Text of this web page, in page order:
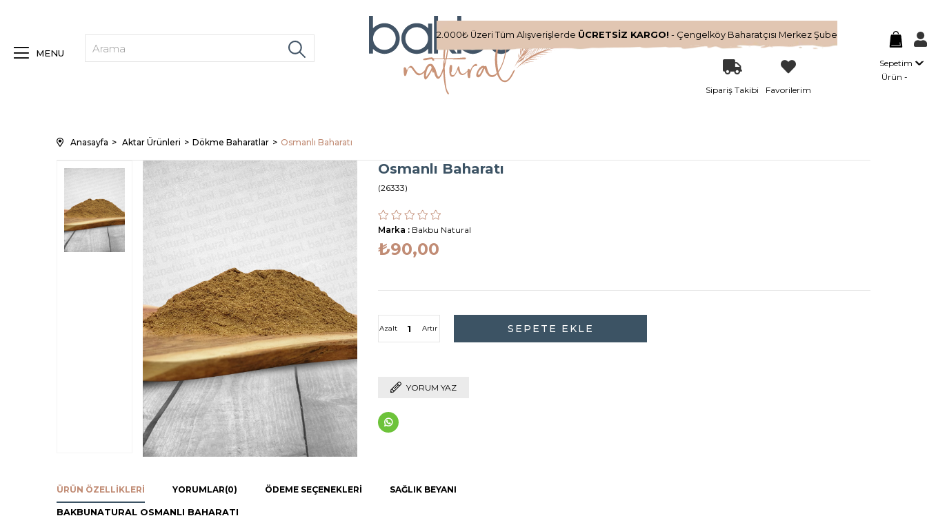
MENU
2.000₺ Üzeri Tüm Alışverişlerde ÜCRETSİZ KARGO! - Çengelköy Baharatçısı Merkez Şube
Sipariş Takibi Favorilerim
Sepetim
Ürün
Anasayfa Aktar Ürünleri Dökme Baharatlar Osmanlı Baharatı
Osmanlı Baharatı
(26333)
Marka : Bakbu Natural
₺90,00
Artır
Azalt
YORUM YAZ
ÜRÜN ÖZELLIKLERI YORUMLAR(0) ÖDEME SEÇENEKLERI SAĞLIK BEYANI
BAKBUNATURAL OSMANLI BAHARATI